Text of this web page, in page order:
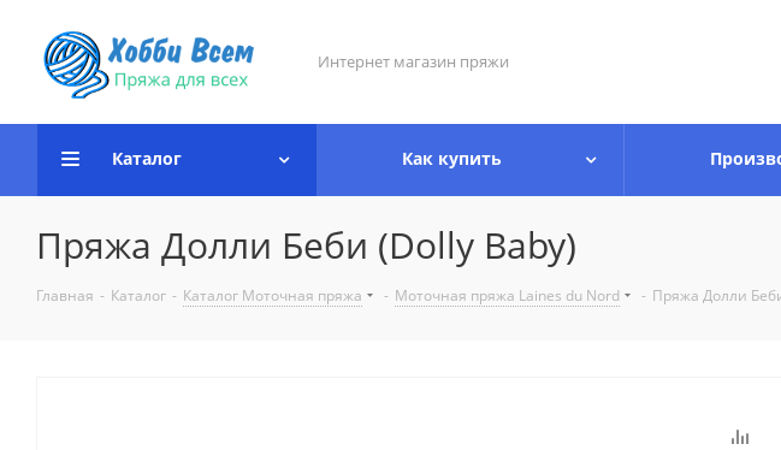
Интернет магазин пряжи
Каталог Как купить
Пряжа Долли Беби (Dolly Baby)
Главная - Каталог - Каталог Моточная пряжа - Моточная пряжа Laines du Nord - Пряжа Долли